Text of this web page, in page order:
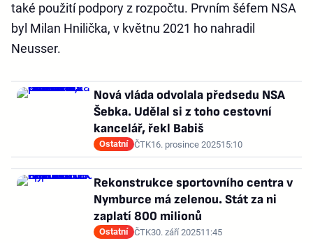
také použití podpory z rozpočtu. Prvním šéfem NSA
byl Milan Hnilička, v květnu 2021 ho nahradil
Neusser.
Nová vláda odvolala předsedu NSA
Šebka. Udělal si z toho cestovní
kancelář, řekl Babiš
Ostatní ČTK16. prosince 202515:10
Rekonstrukce sportovního centra v
Nymburce má zelenou. Stát za ni
zaplatí 800 milionů
Ostatní ČTK30. září 202511:45